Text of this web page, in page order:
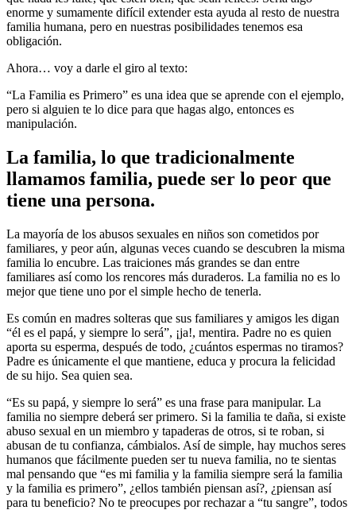
enorme y sumamente difícil extender esta ayuda al resto de nuestra
familia humana, pero en nuestras posibilidades tenemos esa
obligación.
Ahora… voy a darle el giro al texto:
“La Familia es Primero” es una idea que se aprende con el ejemplo,
pero si alguien te lo dice para que hagas algo, entonces es
manipulación.
La familia, lo que tradicionalmente
llamamos familia, puede ser lo peor que
tiene una persona.
La mayoría de los abusos sexuales en niños son cometidos por
familiares, y peor aún, algunas veces cuando se descubren la misma
familia lo encubre. Las traiciones más grandes se dan entre
familiares así como los rencores más duraderos. La familia no es lo
mejor que tiene uno por el simple hecho de tenerla.
Es común en madres solteras que sus familiares y amigos les digan
“él es el papá, y siempre lo será”, ¡ja!, mentira. Padre no es quien
aporta su esperma, después de todo, ¿cuántos espermas no tiramos?
Padre es únicamente el que mantiene, educa y procura la felicidad
de su hijo. Sea quien sea.
“Es su papá, y siempre lo será” es una frase para manipular. La
familia no siempre deberá ser primero. Si la familia te daña, si existe
abuso sexual en un miembro y tapaderas de otros, si te roban, si
abusan de tu confianza, cámbialos. Así de simple, hay muchos seres
humanos que fácilmente pueden ser tu nueva familia, no te sientas
mal pensando que “es mi familia y la familia siempre será la familia
y la familia es primero”, ¿ellos también piensan así?, ¿piensan así
para tu beneficio? No te preocupes por rechazar a “tu sangre”, todos